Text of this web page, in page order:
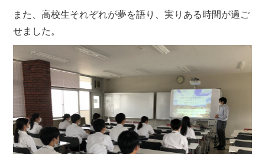
また、高校生それぞれが夢を語り、実りある時間が過ご
せました。